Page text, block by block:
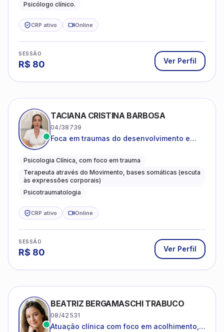
Psicólogo clínico.
CRP ativo Online
SESSÃO
R$ 80 Ver Perfil
TACIANA CRISTINA BARBOSA
04/38739
Foca em traumas do desenvolvimento e
Psicologia Clínica, com foco em trauma
Terapeuta através do Movimento, bases somáticas (escuta
às expressões corporais)
Psicotraumatologia
CRP ativo Online
SESSÃO
R$ 80 Ver Perfil
BEATRIZ BERGAMASCHI TRABUCO
08/42531
Atuação clínica com foco em acolhimento,